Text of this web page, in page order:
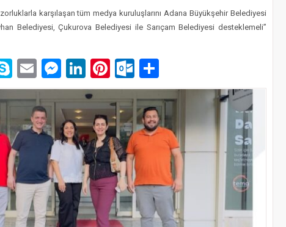
karşılaşan tüm medya kuruluşlarını Adana Büyükşehir Belediyesi
Belediyesi, Çukurova Belediyesi ile Sarıçam Belediyesi desteklemeli”
SkypeEmailMessenger
LinkedIn
Pinterest
Outlook.com